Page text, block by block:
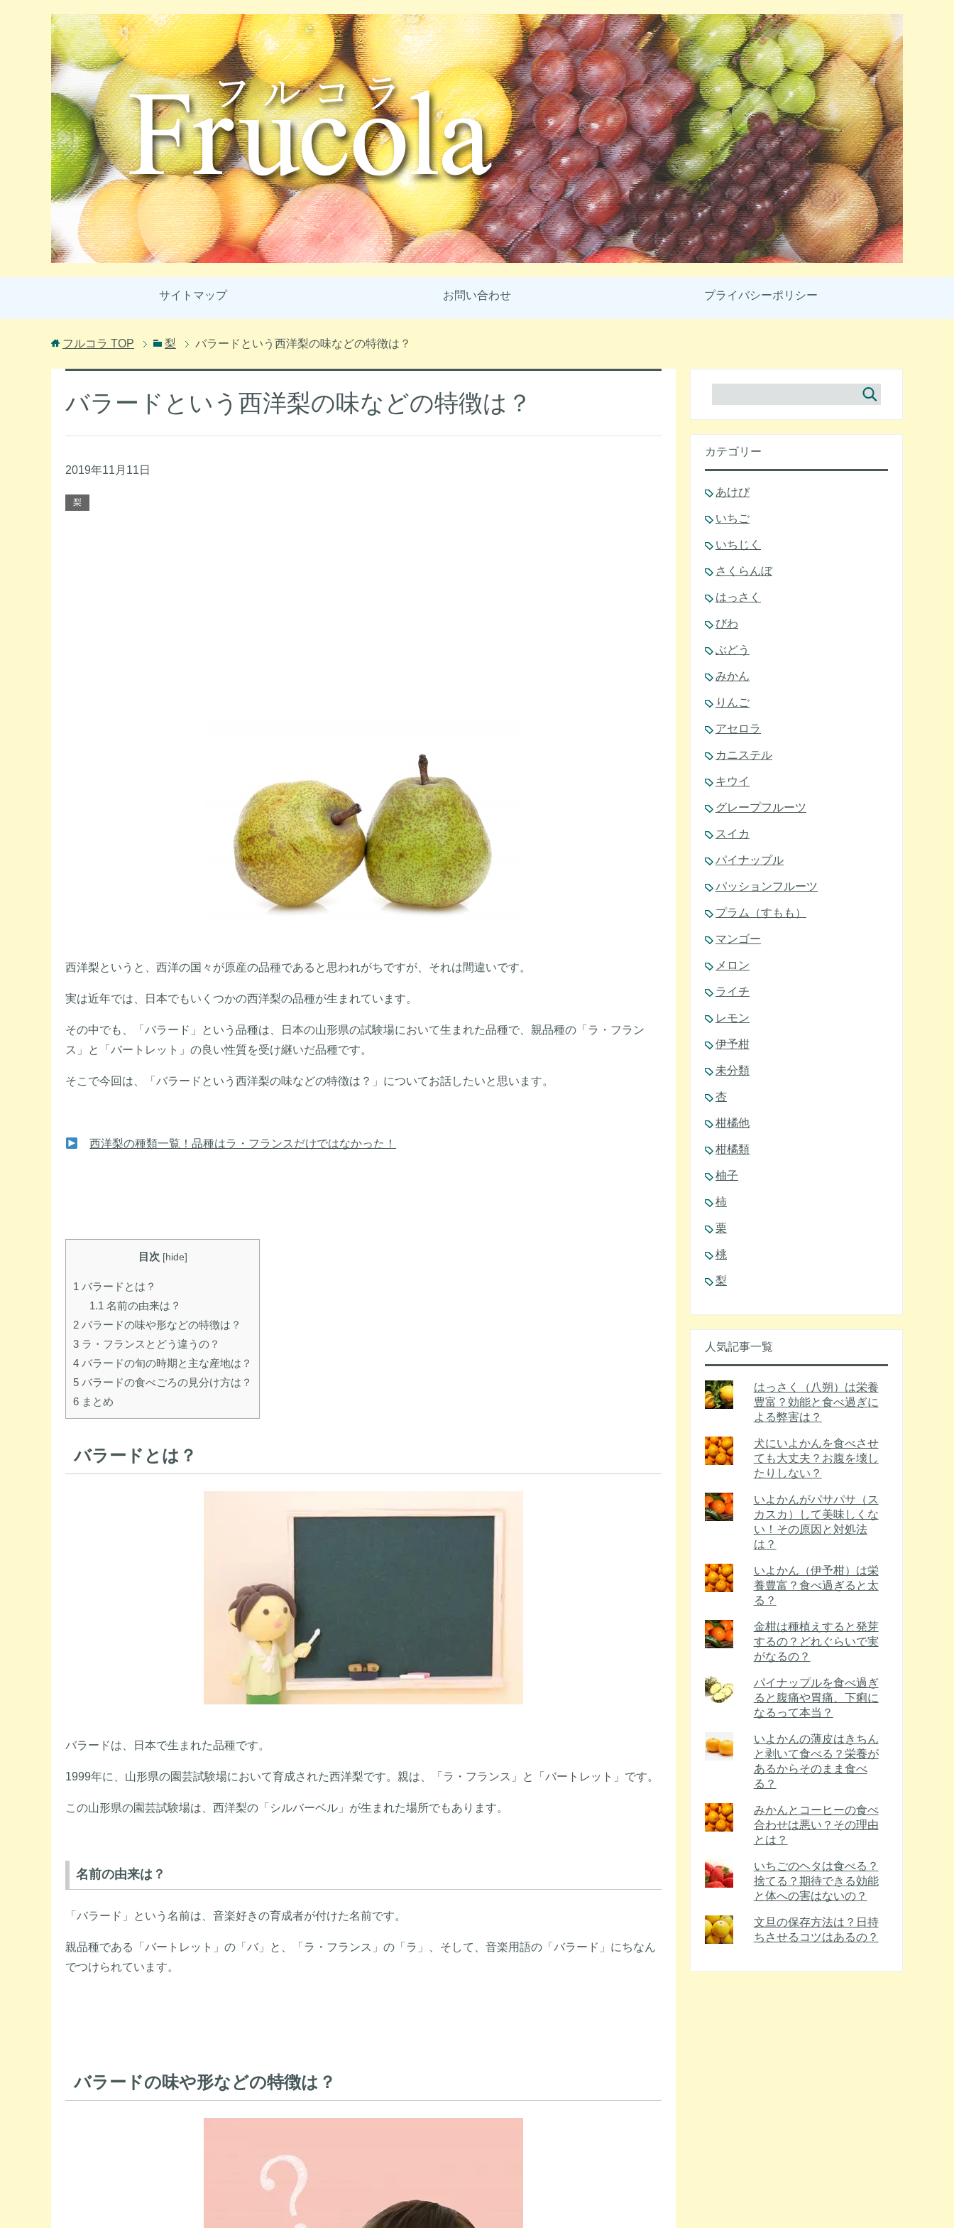
サイトマップ お問い合わせ プライバシーポリシー
フルコラ TOP 梨 バラードという西洋梨の味などの特徴は？
バラードという西洋梨の味などの特徴は？
2019年11月11日
梨
西洋梨というと、西洋の国々が原産の品種であると思われがちですが、それは間違いです。
実は近年では、日本でもいくつかの西洋梨の品種が生まれています。
その中でも、「バラード」という品種は、日本の山形県の試験場において生まれた品種で、親品種の「ラ・フラン
ス」と「バートレット」の良い性質を受け継いだ品種です。
そこで今回は、「バラードという西洋梨の味などの特徴は？」についてお話したいと思います。
西洋梨の種類一覧！品種はラ・フランスだけではなかった！
目次 [hide]
1 バラードとは？
1.1 名前の由来は？
2 バラードの味や形などの特徴は？
3 ラ・フランスとどう違うの？
4 バラードの旬の時期と主な産地は？
5 バラードの食べごろの見分け方は？
6 まとめ
バラードとは？
バラードは、日本で生まれた品種です。
1999年に、山形県の園芸試験場において育成された西洋梨です。親は、「ラ・フランス」と「バートレット」です。
この山形県の園芸試験場は、西洋梨の「シルバーベル」が生まれた場所でもあります。
名前の由来は？
「バラード」という名前は、音楽好きの育成者が付けた名前です。
親品種である「バートレット」の「バ」と、「ラ・フランス」の「ラ」、そして、音楽用語の「バラード」にちなん
でつけられています。
バラードの味や形などの特徴は？
カテゴリー
あけび
いちご
いちじく
さくらんぼ
はっさく
びわ
ぶどう
みかん
りんご
アセロラ
カニステル
キウイ
グレープフルーツ
スイカ
パイナップル
パッションフルーツ
プラム（すもも）
マンゴー
メロン
ライチ
レモン
伊予柑
未分類
杏
柑橘他
柑橘類
柚子
柿
栗
桃
梨
人気記事一覧
はっさく（八朔）は栄養
豊富？効能と食べ過ぎに
よる弊害は？
犬にいよかんを食べさせ
ても大丈夫？お腹を壊し
たりしない？
いよかんがパサパサ（ス
カスカ）して美味しくな
い！その原因と対処法
は？
いよかん（伊予柑）は栄
養豊富？食べ過ぎると太
る？
金柑は種植えすると発芽
するの？どれぐらいで実
がなるの？
パイナップルを食べ過ぎ
ると腹痛や胃痛、下痢に
なるって本当？
いよかんの薄皮はきちん
と剥いて食べる？栄養が
あるからそのまま食べ
る？
みかんとコーヒーの食べ
合わせは悪い？その理由
とは？
いちごのヘタは食べる？
捨てる？期待できる効能
と体への害はないの？
文旦の保存方法は？日持
ちさせるコツはあるの？